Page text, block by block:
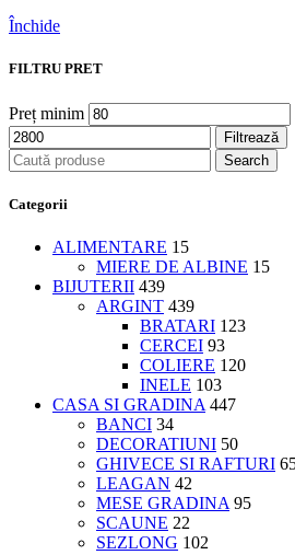
Închide
FILTRU PRET
Preț minim
Filtrează
Search
Categorii
ALIMENTARE 15
MIERE DE ALBINE 15
BIJUTERII 439
ARGINT 439
BRATARI 123
CERCEI 93
COLIERE 120
INELE 103
CASA SI GRADINA 447
BANCI 34
DECORATIUNI 50
GHIVECE SI RAFTURI
LEAGAN 42
MESE GRADINA 95
SCAUNE 22
SEZLONG 102